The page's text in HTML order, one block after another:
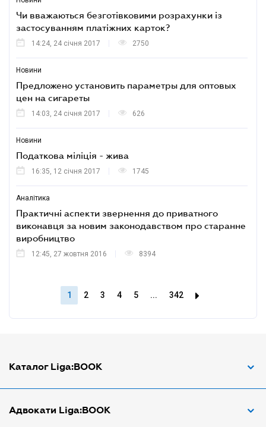
Чи вважаються безготівковими розрахунки із
застосуванням платіжних карток?
14:24, 24 січня 2017 2750
Новини
Предложено установить параметры для оптовых
цен на сигареты
14:03, 24 січня 2017 626
Новини
Податкова міліція - жива
16:35, 12 січня 2017 1745
Аналітика
Практичні аспекти звернення до приватного
виконавця за новим законодавством про старанне
виробництво
12:45, 27 жовтня 2016 8394
1 2 3 4 5 ... 342
Каталог Liga:BOOK
Адвокат по ДТП
Адвокати Liga:BOOK